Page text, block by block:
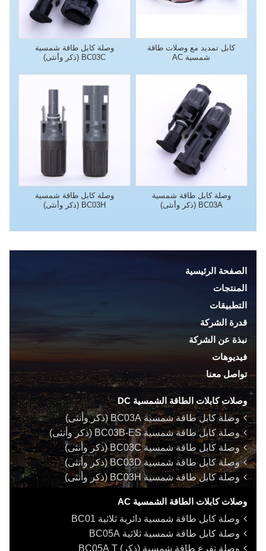
كابل تمديد مع وصلات طاقة
شمسية AC
وصلة كابل طاقة شمسية
BC03C (ذكر وأنثى)
وصلة كابل طاقة شمسية
BC03A (ذكر وأنثى)
وصلة كابل طاقة شمسية
BC03H (ذكر وأنثى)
الصفحة الرئيسية
المنتجات
التطبيقات
قدرة الشركة
نبذة عن الشركة
فيديوهات
تواصل معنا
وصلات كابلات الطاقة الشمسية DC
وصلة كابل طاقة شمسية BC03A (ذكر وأنثى)
وصلة كابل طاقة شمسية BC03B-ES (ذكر وأنثى)
وصلة كابل طاقة شمسية BC03C (ذكر وأنثى)
وصلة كابل طاقة شمسية BC03D (ذكر وأنثى)
وصلة كابل طاقة شمسية BC03H (ذكر وأنثى)
وصلات كابلات الطاقة الشمسية AC
وصلة كابل طاقة شمسية دائرية ثلاثية BC01
وصلة كابل طاقة شمسية ثلاثية BC05A
وصلة تفرع طاقة شمسية (ذكر) T